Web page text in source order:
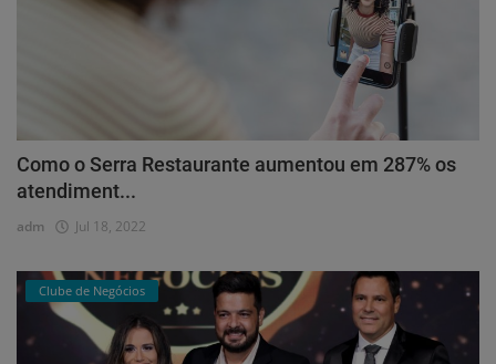
Como o Serra Restaurante aumentou em 287% os
atendiment...
adm Jul 18, 2022
Clube de Negócios